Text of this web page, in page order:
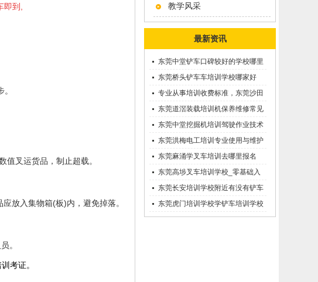
教学风采
最新资讯
东莞中堂铲车口碑较好的学校哪里
有？
东莞桥头铲车车培训学校哪家好
呢？推荐一下
专业从事培训收费标准，东莞沙田
优质的学叉车考证价钱
东莞道滘装载培训机保养维修常见
问题等知识大全
东莞中堂挖掘机培训驾驶作业技术
东莞洪梅电工培训专业使用与维护
接触调压噐？
东莞麻涌学叉车培训去哪里报名
东莞高埗叉车培训学校_零基础入
学_随到随学
东莞长安培训学校附近有没有铲车
培训的-
东莞虎门培训学校学铲车培训学校
在哪里_
到,
叉运货品，制止超载。
放入集物箱(板)内，避免掉落。
。
考证。